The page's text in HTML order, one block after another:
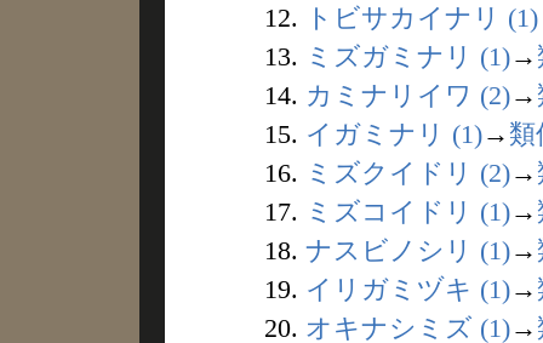
12.
トビサカイナリ (1)
13. ミズガミナリ (1)→
14. カミナリイワ (2)→
15. イガミナリ (1)→ 類
16. ミズクイドリ (2)→
17. ミズコイドリ (1)→
18. ナスビノシリ (1)→
19. イリガミヅキ (1)→
20. オキナシミズ (1)→